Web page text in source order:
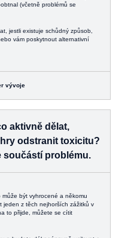
(včetně problémů se
jestli existuje schůdný způsob,
vám poskytnout alternativní
vývoje
aktivně dělat,
odstranit toxicitu?
součástí problému.
být vyhrocené a někomu
jeden z těch nejhorších zážitků v
to přijde, můžete se cítit